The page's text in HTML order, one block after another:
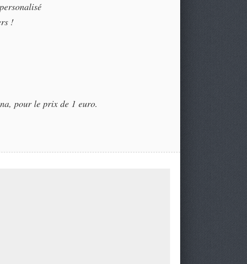
!
pour le prix de 1 euro.